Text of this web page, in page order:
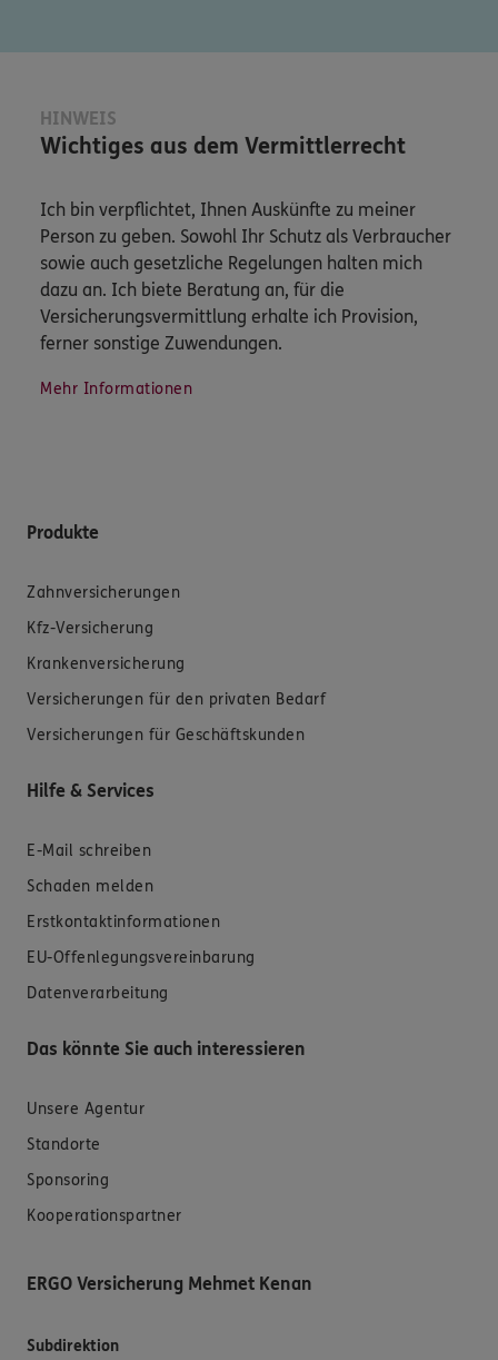
HINWEIS
Wichtiges aus dem Vermittlerrecht
Ich bin verpflichtet, Ihnen Auskünfte zu meiner
Person zu geben. Sowohl Ihr Schutz als Verbraucher
sowie auch gesetzliche Regelungen halten mich
dazu an. Ich biete Beratung an, für die
Versicherungsvermittlung erhalte ich Provision,
ferner sonstige Zuwendungen.
Mehr Informationen
Produkte
Zahnversicherungen
Kfz-Versicherung
Krankenversicherung
Versicherungen für den privaten Bedarf
Versicherungen für Geschäftskunden
Hilfe & Services
E-Mail schreiben
Schaden melden
Erstkontaktinformationen
EU-Offenlegungsvereinbarung
Datenverarbeitung
Das könnte Sie auch interessieren
Unsere Agentur
Standorte
Sponsoring
Kooperationspartner
ERGO Versicherung Mehmet Kenan
Subdirektion